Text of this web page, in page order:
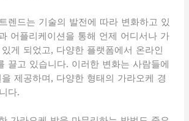
렌드는 기술의 발전에 따라 변화하고 있
어플리케이션을 통해 언제 어디서나 가
게 되었고, 다양한 플랫폼에서 온라인
끌고 있습니다. 이러한 변화는 사람들에
제공하며, 다양한 형태의 가라오케 경
다.